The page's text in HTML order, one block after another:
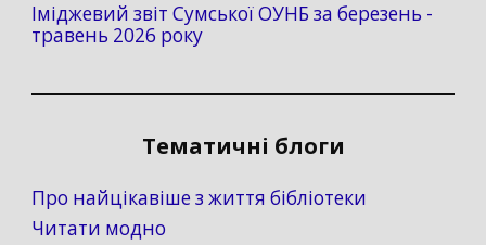
Іміджевий звіт Сумської ОУНБ за березень -
травень 2026 року
Тематичні блоги
Про найцікавіше з життя бібліотеки
Читати модно